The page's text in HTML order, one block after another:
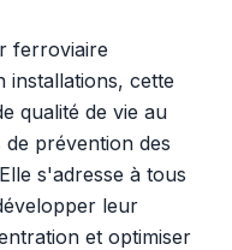
ferroviaire
installations, cette
qualité de vie au
prévention des
s'adresse à tous
leur
et optimiser